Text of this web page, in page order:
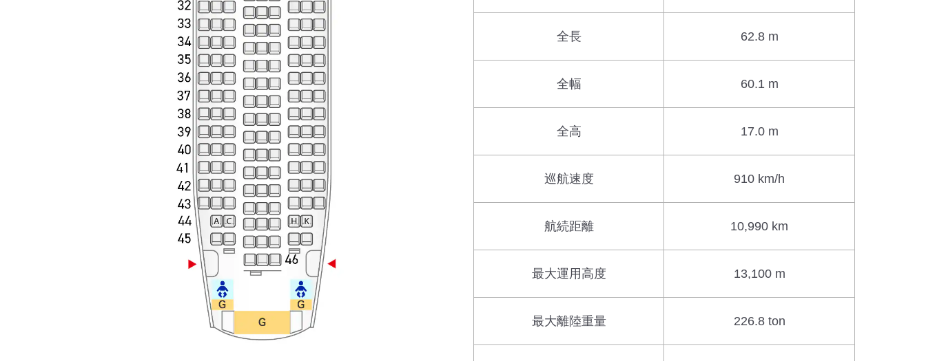
全長 62.8 m
全幅 60.1 m
全高 17.0 m
巡航速度 910 km/h
航続距離 10,990 km
最大運用高度 13,100 m
最大離陸重量 226.8 ton